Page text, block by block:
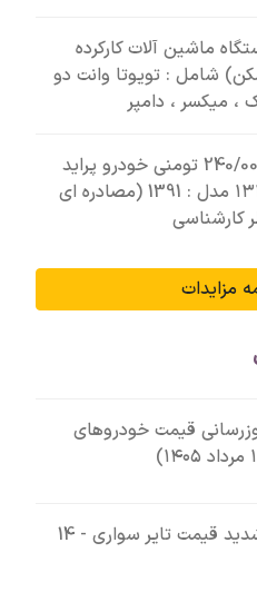
7 دستگاه ماشین آلات کارکرده
شامل : تویوتا وانت دو
، میکسر ، دامپر
حراج 240/000/000 تومنی خودرو پراید
سایپا تیپ ۱۳۱ مدل : 1391 (مصادره ای
کارشناسی
مزایدات
قیمت خودروهای
🔴افزایش شدید قیمت تایر سواری - 14